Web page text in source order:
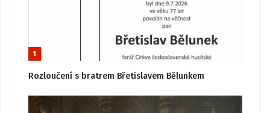
1
Rozloučení s bratrem Břetislavem Bělunkem